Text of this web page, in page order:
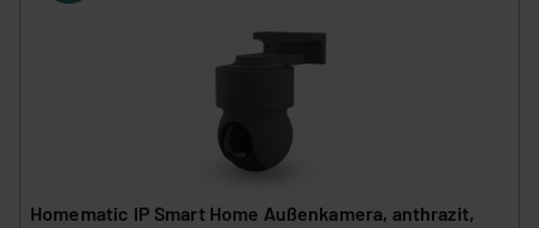
Homematic IP Smart Home Außenkamera, anthrazit,